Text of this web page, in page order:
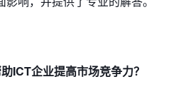
ICT企业提高市场竞争力？